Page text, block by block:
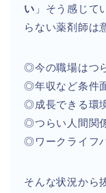
い 」そう感じて
らない薬剤師は
◎今の職場はつ
◎年収など条件
◎成長できる環
◎つらい人間関
◎ワークライフ
そんな状況から